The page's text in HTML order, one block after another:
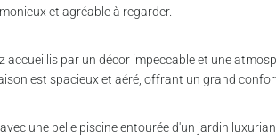
et agréable à regarder.
accueillis par un décor impeccable et une
est spacieux et aéré, offrant un grand
une belle piscine entourée d'un jardin